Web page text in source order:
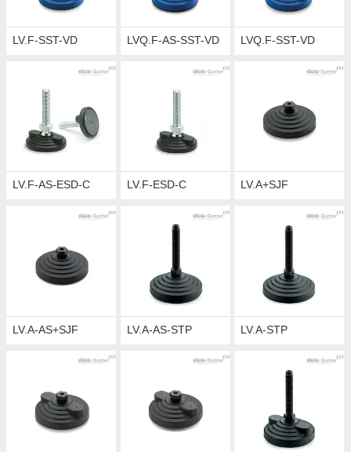
LV.F-SST-VD LVQ.F-AS-SST-VD LVQ.F-SST-VD
LV.F-AS-ESD-C LV.F-ESD-C LV.A+SJF
LV.A-AS+SJF LV.A-AS-STP LV.A-STP